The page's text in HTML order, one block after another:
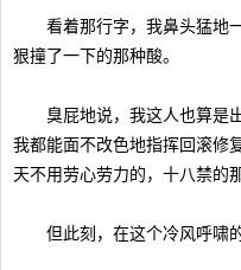
看着那行字，我鼻头猛地一
狠撞了一下的那种酸。
臭屁地说，我这人也算是出
我都能面不改色地指挥回滚修
天不用劳心劳力的，十八禁的
但此刻，在这个冷风呼啸的